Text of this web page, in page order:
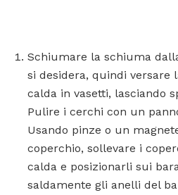
Schiumare la schiuma
si desidera, quindi versare
calda in vasetti, lasciando
Pulire i cerchi con un
Usando pinze o un
coperchio, sollevare i
calda e posizionarli sui
saldamente gli anelli del